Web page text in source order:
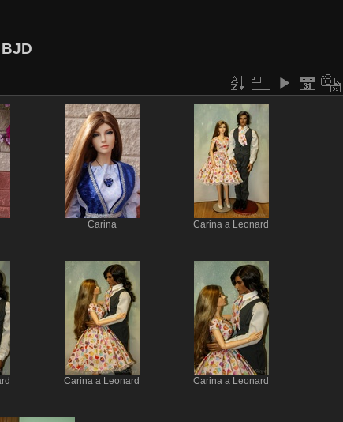
Carina Carina a Leonard
Carina a Leonard Carina a Leonard